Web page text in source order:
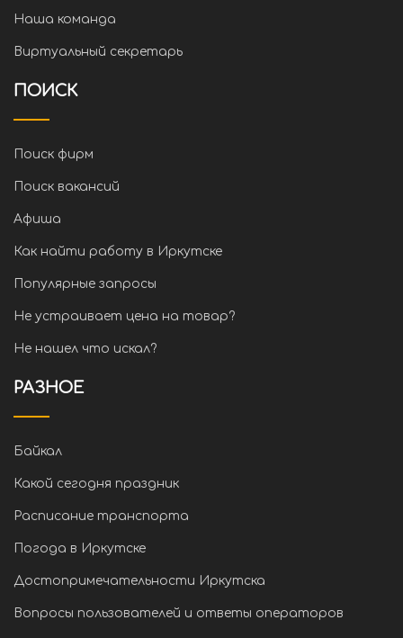
Наша команда
Виртуальный секретарь
ПОИСК
Поиск фирм
Поиск вакансий
Афиша
Как найти работу в Иркутске
Популярные запросы
Не устраивает цена на товар?
Не нашел что искал?
РАЗНОЕ
Байкал
Какой сегодня праздник
Расписание транспорта
Погода в Иркутске
Достопримечательности Иркутска
Вопросы пользователей и ответы операторов